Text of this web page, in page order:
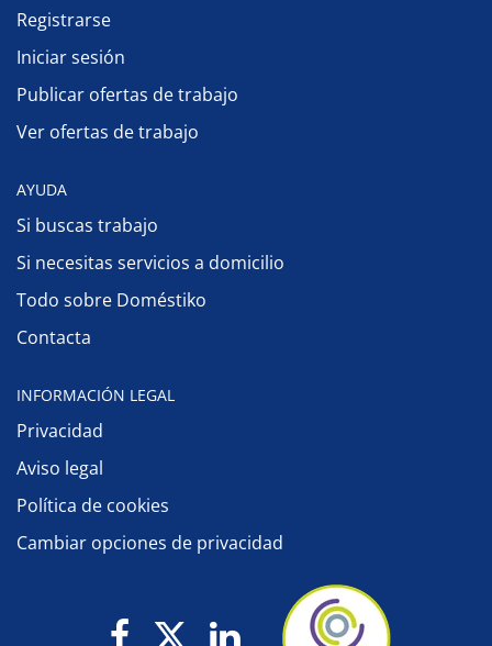
Registrarse
Iniciar sesión
Publicar ofertas de trabajo
Ver ofertas de trabajo
AYUDA
Si buscas trabajo
Si necesitas servicios a domicilio
Todo sobre Doméstiko
Contacta
INFORMACIÓN LEGAL
Privacidad
Aviso legal
Política de cookies
Cambiar opciones de privacidad